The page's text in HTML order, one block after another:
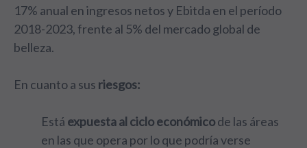
17% anual en ingresos netos y Ebitda en el período
2018-2023, frente al 5% del mercado global de
belleza.
En cuanto a sus riesgos:
Está expuesta al ciclo económicode las áreas
en las que opera por lo que podría verse